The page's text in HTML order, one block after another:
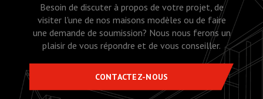
Besoin de discuter à propos de votre projet, de
visiter l'une de nos maisons modèles ou de faire
une demande de soumission? Nous nous ferons un
plaisir de vous répondre et de vous conseiller.
CONTACTEZ-NOUS